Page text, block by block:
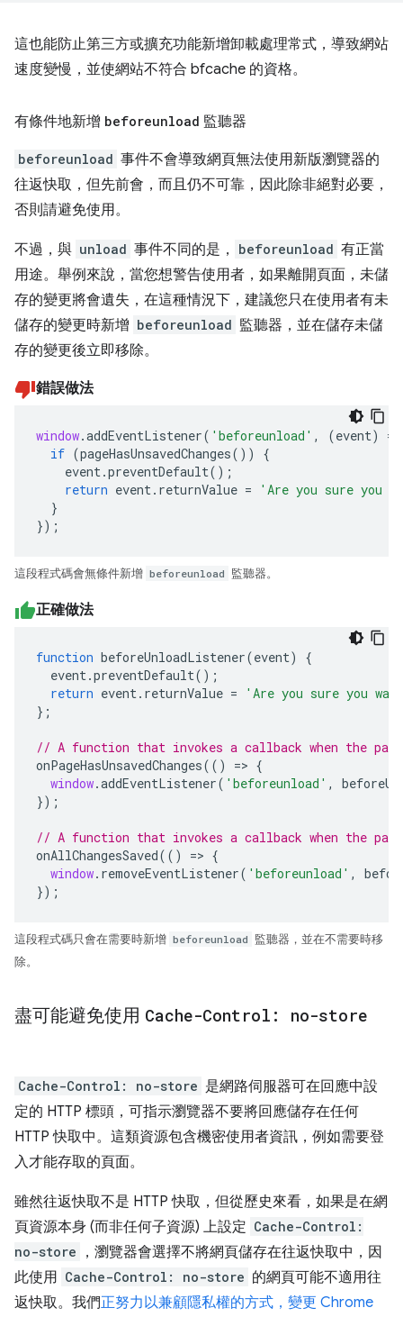
這也能防止第三方或擴充功能新增卸載處理常式，導致網站
速度變慢，並使網站不符合 bfcache 的資格。
有條件地新增 beforeunload 監聽器
beforeunload 事件不會導致網頁無法使用新版瀏覽器的
往返快取，但先前會，而且仍不可靠，因此除非絕對必要，
否則請避免使用。
不過，與 unload 事件不同的是， beforeunload 有正當
用途。舉例來說，當您想警告使用者，如果離開頁面，未儲
存的變更將會遺失，在這種情況下，建議您只在使用者有未
儲存的變更時新增 beforeunload 監聽器，並在儲存未儲
存的變更後立即移除。
錯誤做法
window.addEventListener( 'beforeunload' , (event)
=>
if (pageHasUnsavedChanges())
{
event.preventDefault();
return event. returnValue =
'Are you sure you
}
});
這段程式碼會無條件新增 beforeunload 監聽器。
正確做法
function beforeUnloadListener(event)
{
event.preventDefault();
return event. returnValue =
'Are you sure you
};
// A function that invokes a callback when the page
onPageHasUnsavedChanges(() => {
window.addEventListener( 'beforeunload' ,
});
// A function that invokes a callback when the
onAllChangesSaved(() => {
window. removeEventListener( 'beforeunload' ,
});
這段程式碼只會在需要時新增 beforeunload 監聽器，並在不需要時移
除。
盡可能避免使用 Cache-Control: no-store
Cache-Control: no-store 是網路伺服器可在回應中設
定的 HTTP 標頭，可指示瀏覽器不要將回應儲存在任何
HTTP 快取中。這類資源包含機密使用者資訊，例如需要登
入才能存取的頁面。
雖然往返快取不是 HTTP 快取，但從歷史來看，如果是在網
頁資源本身 (而非任何子資源) 上設定 Cache-Control:
no-store
，瀏覽器會選擇不將網頁儲存在往返快取中，因
此使用 Cache-Control: no-store 的網頁可能不適用往
返快取。我們正努力以兼顧隱私權的方式，變更 Chrome